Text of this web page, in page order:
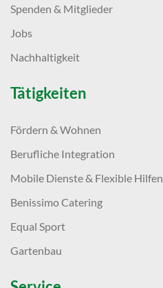
Spenden & Mitglieder
Jobs
Nachhaltigkeit
Tätigkeiten
Fördern & Wohnen
Berufliche Integration
Mobile Dienste & Flexible Hilfen
Benissimo Catering
Equal Sport
Gartenbau